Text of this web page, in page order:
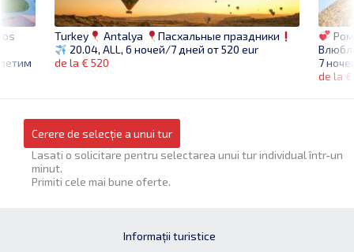
7
de la €
Turkey Antalya
Пасхальные праздники
20.04, ALL, 6 ночей/7 дней от 520 eur
de la € 520
Cerere de selecție a unui tur
Lasati o solicitare pentru selectarea unui tur individual într-un
minut.
Primiti cele mai bune oferte.
Informații turistice